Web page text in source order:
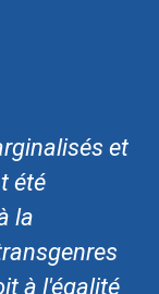
et
été
la
à l'égalité